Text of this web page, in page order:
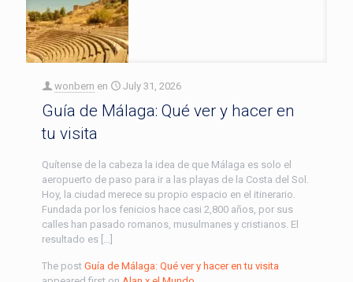
wonbern en July 31, 2026
Guía de Málaga: Qué ver y hacer en
tu visita
Quítense de la cabeza la idea de que Málaga es solo el
aeropuerto de paso para ir a las playas de la Costa del Sol.
Hoy, la ciudad merece su propio espacio en el itinerario.
Fundada por los fenicios hace casi 2,800 años, por sus
calles han pasado romanos, musulmanes y cristianos. El
resultado es […]
The post Guía de Málaga: Qué ver y hacer en tu visita